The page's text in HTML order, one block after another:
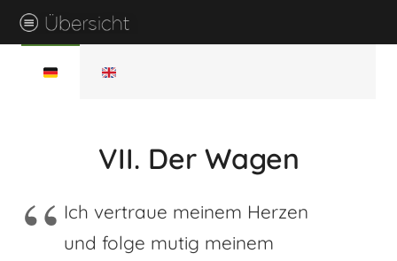
VII. Der Wagen
Ich vertraue meinem Herzen
und folge mutig meinem